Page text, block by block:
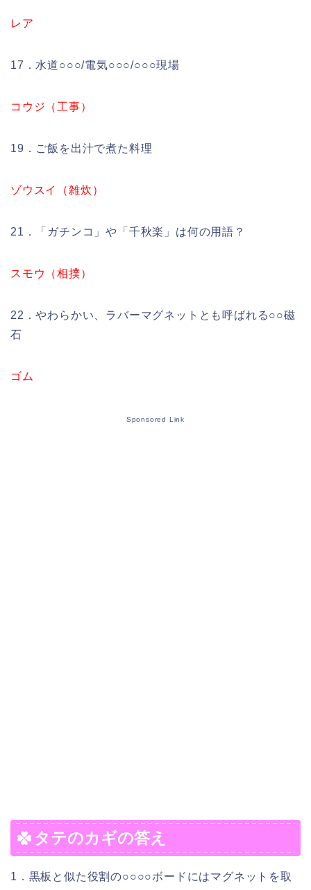
レア
17．水道○○○/電気○○○/○○○現場
コウジ（工事）
19．ご飯を出汁で煮た料理
ゾウスイ（雑炊）
21．「ガチンコ」や「千秋楽」は何の用語？
スモウ（相撲）
22．やわらかい、ラバーマグネットとも呼ばれる○○磁
石
ゴム
Sponsored Link
タテのカギの答え
1．黒板と似た役割の○○○○ボードにはマグネットを取